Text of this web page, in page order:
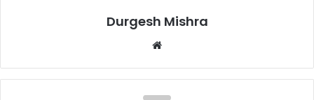
Durgesh Mishra
Website